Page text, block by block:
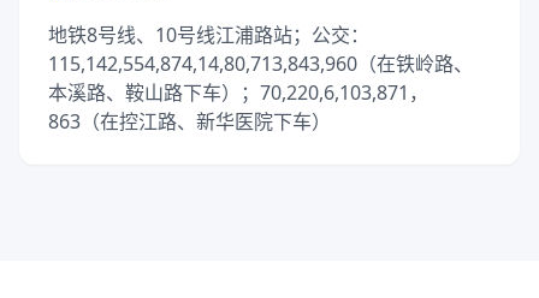
地铁8号线、10号线江浦路站；公交：
115,142,554,874,14,80,713,843,960（在铁岭路、
本溪路、鞍山路下车）；70,220,6,103,871，
863（在控江路、新华医院下车）